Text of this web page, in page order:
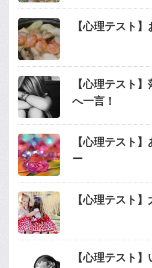
【心理テスト
【心理テスト
へ一言！
【心理テスト
ー
【心理テスト
【心理テスト